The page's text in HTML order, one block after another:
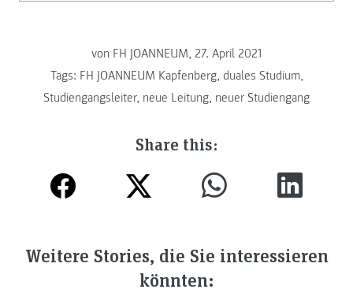
von FH JOANNEUM, 27. April 2021
Tags: FH JOANNEUM Kapfenberg, duales Studium,
Studiengangsleiter, neue Leitung, neuer Studiengang
Share this:
Weitere Stories, die Sie interessieren
könnten: